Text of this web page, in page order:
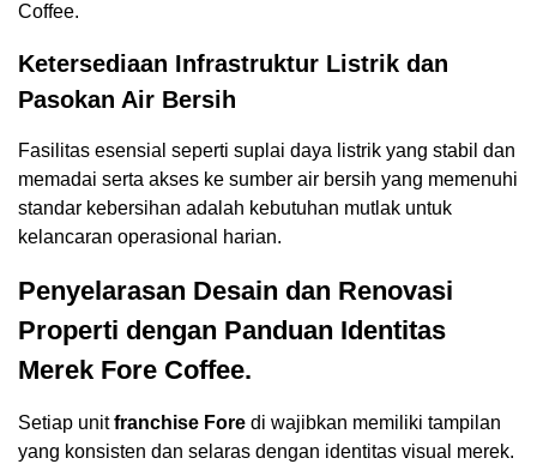
Coffee.
Ketersediaan Infrastruktur Listrik dan
Pasokan Air Bersih
Fasilitas esensial seperti suplai daya listrik yang stabil dan
memadai serta akses ke sumber air bersih yang memenuhi
standar kebersihan adalah kebutuhan mutlak untuk
kelancaran operasional harian.
Penyelarasan Desain dan Renovasi
Properti dengan Panduan Identitas
Merek Fore Coffee.
Setiap unitfranchise Fore di wajibkan memiliki tampilan
yang konsisten dan selaras dengan identitas visual merek.